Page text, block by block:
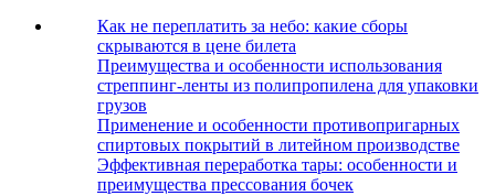
Как не переплатить за небо: какие сборы
скрываются в цене билета
Преимущества и особенности использования
стреппинг-ленты из полипропилена для упаковки
грузов
Применение и особенности противопригарных
спиртовых покрытий в литейном производстве
Эффективная переработка тары: особенности и
преимущества прессования бочек